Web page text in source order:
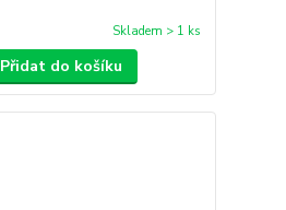
Skladem > 1 ks
Přidat do košíku